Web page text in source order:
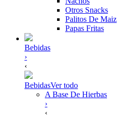
Otros Snacks
Palitos De Maiz
Papas Fritas
Bebidas
›
‹
BebidasVer todo
A Base De Hierbas
›
‹